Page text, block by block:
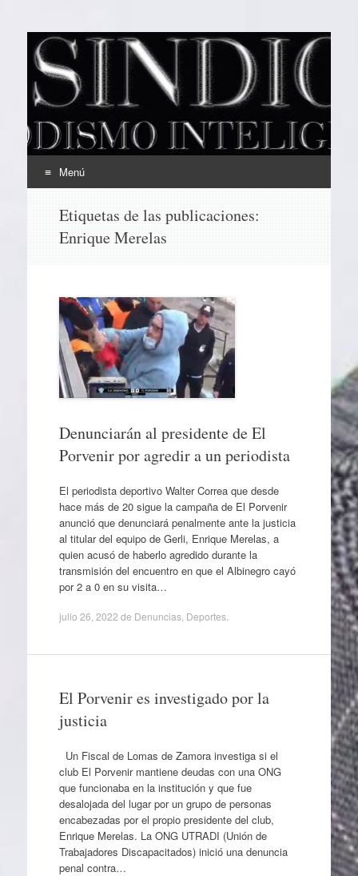
EL SINDICAL
Periodismo Inteligente
Menú
contenido
Etiquetas de las publicaciones:
Enrique Merelas
Denunciarán al presidente de El
Porvenir por agredir a un periodista
El periodista deportivo Walter Correa que desde
hace más de 20 sigue la campaña de El Porvenir
anunció que denunciará penalmente ante la justicia
al titular del equipo de Gerli, Enrique Merelas, a
quien acusó de haberlo agredido durante la
transmisión del encuentro en que el Albinegro cayó
por 2 a 0 en su visita…
julio 26, 2022 de Denuncias, Deportes.
El Porvenir es investigado por la
justicia
Un Fiscal de Lomas de Zamora investiga si el
club El Porvenir mantiene deudas con una ONG
que funcionaba en la institución y que fue
desalojada del lugar por un grupo de personas
encabezadas por el propio presidente del club,
Enrique Merelas. La ONG UTRADI (Unión de
Trabajadores Discapacitados) inició una denuncia
penal contra…